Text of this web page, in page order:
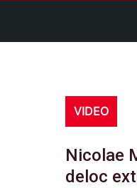
VIDEO
Nicolae
deloc